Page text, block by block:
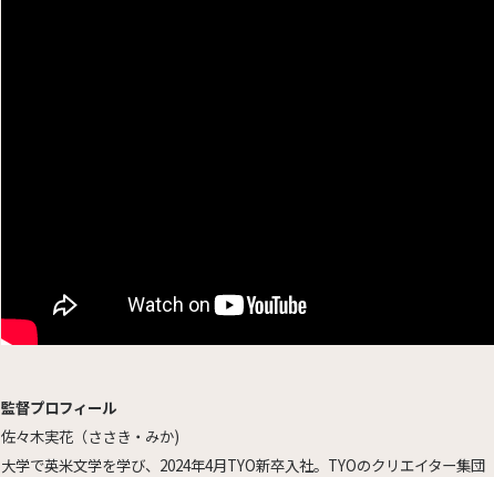
監督プロフィール
佐々木実花（ささき・みか)
大学で英米文学を学び、2024年4月TYO新卒入社。TYOのクリエイター集団